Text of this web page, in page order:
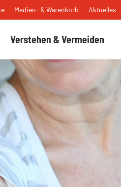
Verstehen & Vermeiden
Medien- & Warenkorb Aktuelles